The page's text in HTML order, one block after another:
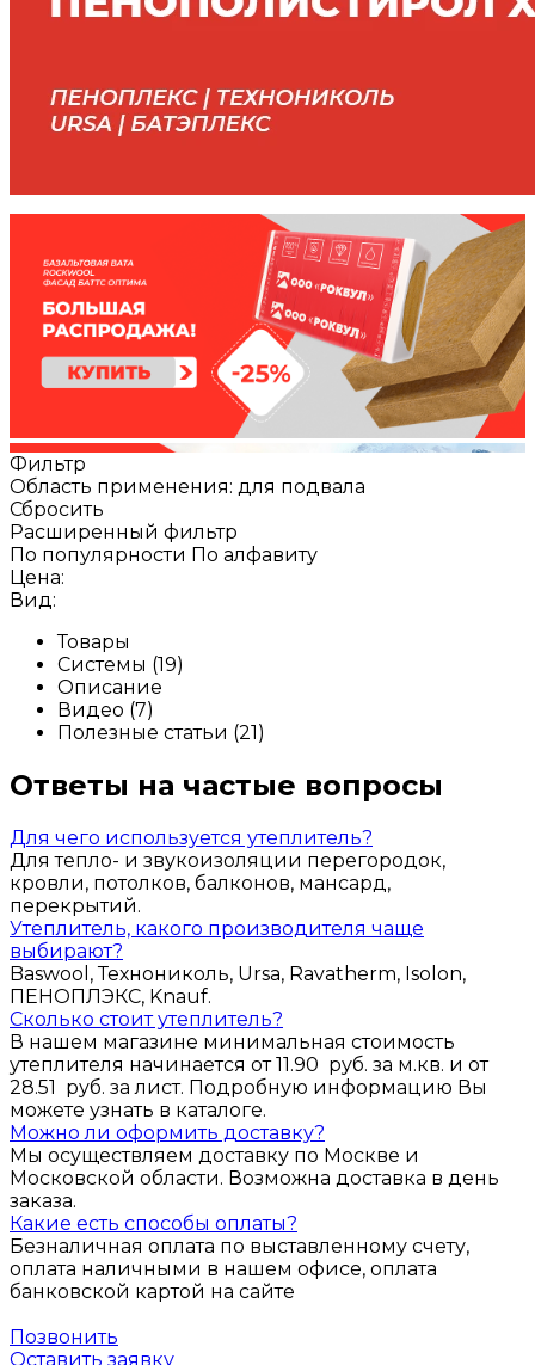
Фильтр
Область применения: для подвала
Сбросить
Расширенный фильтр
По популярности По алфавиту
Цена:
Вид:
Товары
Системы (19)
Описание
Видео (7)
Полезные статьи (21)
Ответы на частые вопросы
Для чего используется утеплитель?
Для тепло- и звукоизоляции перегородок,
кровли, потолков, балконов, мансард,
перекрытий.
Утеплитель, какого производителя чаще
выбирают?
Baswool, Технониколь, Ursa, Ravatherm, Isolon,
ПЕНОПЛЭКС, Knauf.
Сколько стоит утеплитель?
В нашем магазине минимальная стоимость
утеплителя начинается от 11.90 руб. за м.кв. и от
28.51 руб. за лист. Подробную информацию Вы
можете узнать в каталоге.
Можно ли оформить доставку?
Мы осуществляем доставку по Москве и
Московской области. Возможна доставка в день
заказа.
Какие есть способы оплаты?
Безналичная оплата по выставленному счету,
оплата наличными в нашем офисе, оплата
банковской картой на сайте
Позвонить
Оставить заявку